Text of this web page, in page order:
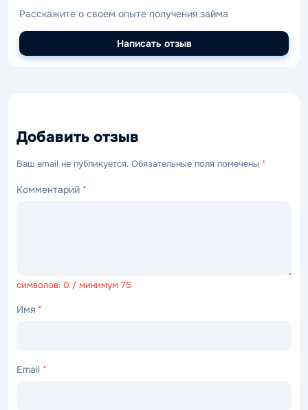
Расскажите о своем опыте получения займа
Написать отзыв
Добавить отзыв
Ваш email не публикуется. Обязательные поля помечены *
Комментарий *
символов: 0 / минимум 75
Имя *
Email *